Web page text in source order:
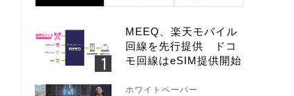
MEEQ、楽天モバイル
回線を先行提供 ドコ
モ回線はeSIM提供開始
ホワイトペーパー